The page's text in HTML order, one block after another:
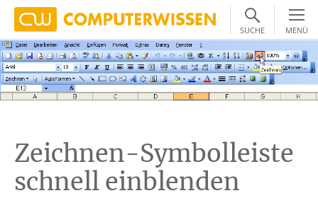
SUCHE MENÜ
Zeichnen-Symbolleiste
schnell einblenden